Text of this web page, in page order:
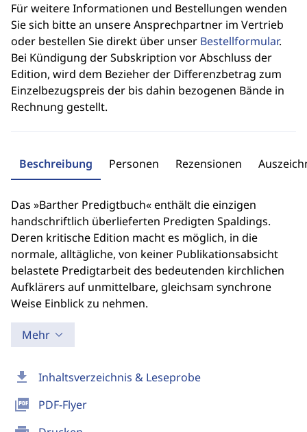
download Inhaltsverzeichnis & Leseprobe
picture_as_pdf PDF-Flyer
Für weitere Informationen und Bestellungen wenden
Sie sich bitte an unsere Ansprechpartner im Vertrieb
oder bestellen Sie direkt über unser Bestellformular.
Bei Kündigung der Subskription vor Abschluss der
Edition, wird dem Bezieher der Differenzbetrag zum
Einzelbezugspreis der bis dahin bezogenen Bände in
Rechnung gestellt.
Beschreibung Personen Rezensionen
Das »Barther Predigtbuch« enthält die einzigen
handschriftlich überlieferten Predigten Spaldings.
Deren kritische Edition macht es möglich, in die
normale, alltägliche, von keiner Publikationsabsicht
belastete Predigtarbeit des bedeutenden kirchlichen
Aufklärers auf unmittelbare, gleichsam synchrone
Weise Einblick zu nehmen.
Mehr